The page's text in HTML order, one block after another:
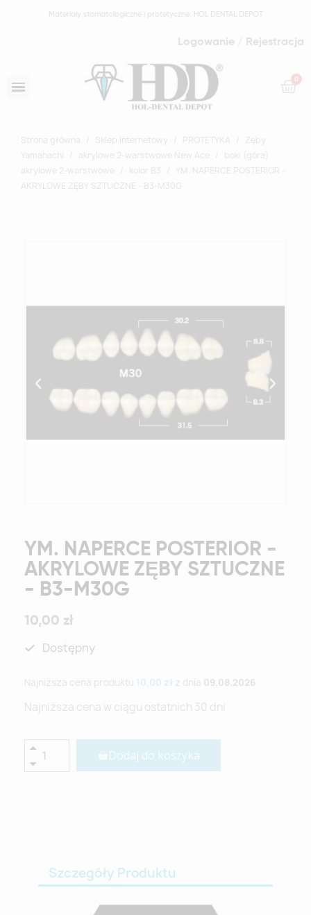
Materiały stomatologiczne i protetyczne: HOL DENTAL DEPOT
Logowanie / Rejestracja
Strona główna Sklep Internetowy PROTETYKA
Zęby
Yamahachi
akrylowe 2-warstwowe New Ace
boki (góra)
akrylowe 2-warstwowe
kolor B3
YM. NAPERCE POSTERIOR -
AKRYLOWE ZĘBY SZTUCZNE - B3-M30G
YM. NAPERCE POSTERIOR -
AKRYLOWE ZĘBY SZTUCZNE
- B3-M30G
10,00 zł
Dostępny
Najniższa cena produktu 10,00 zł z dnia 09.08.2026
Najniższa cena w ciągu ostatnich 30 dni
Dodaj do koszyka
Szczegóły Produktu